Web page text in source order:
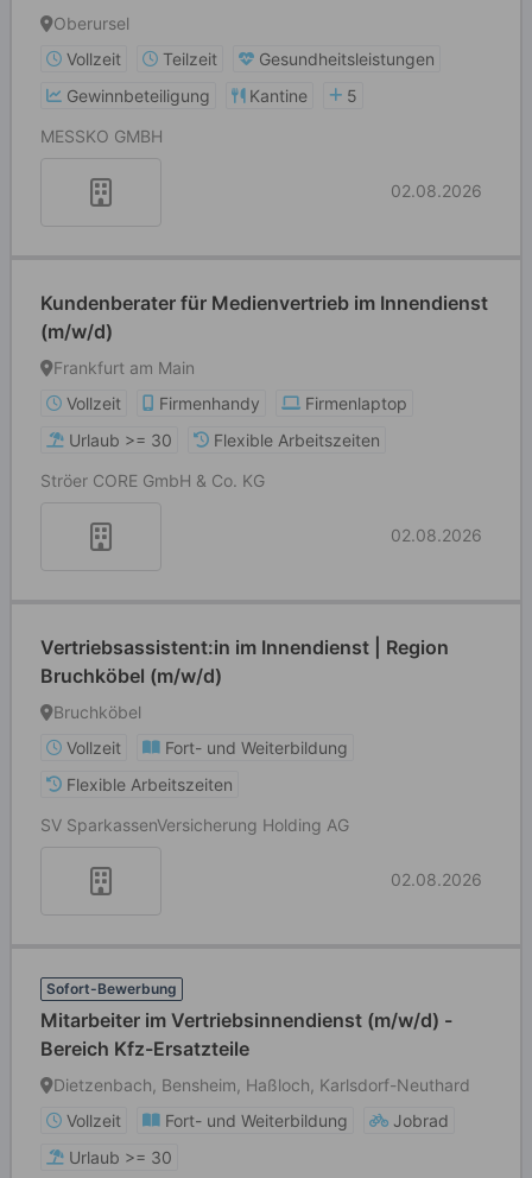
Oberursel
Vollzeit
Teilzeit
Gesundheitsleistungen
Gewinnbeteiligung
Kantine
5
MESSKO GMBH
02.08.2026
Kundenberater für Medienvertrieb im Innendienst
(m/w/d)
Frankfurt am Main
Vollzeit
Firmenhandy
Firmenlaptop
Urlaub >= 30
Flexible Arbeitszeiten
Ströer CORE GmbH & Co. KG
02.08.2026
Vertriebsassistent:in im Innendienst | Region
Bruchköbel (m/w/d)
Bruchköbel
Vollzeit
Fort- und Weiterbildung
Flexible Arbeitszeiten
SV SparkassenVersicherung Holding AG
02.08.2026
Sofort-Bewerbung
Mitarbeiter im Vertriebsinnendienst (m/w/d) -
Bereich Kfz-Ersatzteile
Dietzenbach, Bensheim, Haßloch, Karlsdorf-Neuthard
Vollzeit
Fort- und Weiterbildung
Jobrad
Urlaub >= 30